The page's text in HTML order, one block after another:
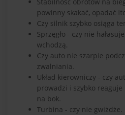
Stabilność obrotów na
powinny skakać, opadać
Czy silnik szybko osiąga
Sprzęgło - czy nie hałasuje,
wchodzą.
Czy auto nie szarpie
zwalniania.
Układ kierowniczy - czy
prowadzi i szybko reaguje
na bok.
Turbina - czy nie gwiżdże.